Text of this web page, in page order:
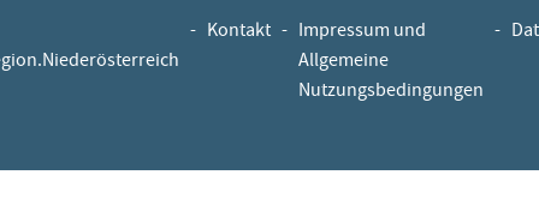
- Kontakt - Impressum und
Allgemeine
Nutzungsbedingungen
-